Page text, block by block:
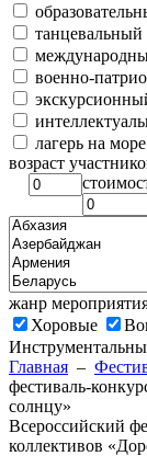
танцевальный
военно-
лагерь на море
возраст
жанр
Хоровые
Главная –
фестиваль-
солнцу»
Всероссийский
коллективов